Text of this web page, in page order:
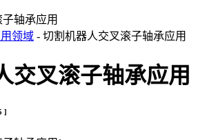
领域 - 切割机器人交叉滚子轴承应用
交叉滚子轴承应用
]